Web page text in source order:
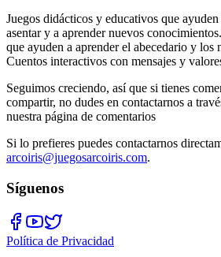
Juegos didácticos y educativos que
asentar y a aprender nuevos
que ayuden a aprender el abecedario y los
Cuentos interactivos con mensajes y
Seguimos creciendo, así que si tienes
compartir, no dudes en contactarnos a
nuestra página de comentarios
Si lo prefieres puedes contactarnos
arcoiris@juegosarcoiris.com.
Síguenos
Política de Privacidad